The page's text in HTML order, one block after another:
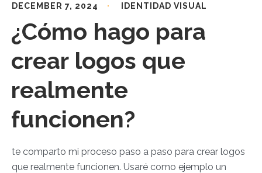
DECEMBER 7, 2024 IDENTIDAD VISUAL
¿Cómo hago para
crear logos que
realmente
funcionen?
te comparto mi proceso paso a paso para crear logos
que realmente funcionen. Usaré como ejemplo un